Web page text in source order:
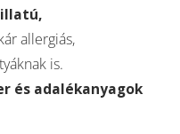
allergiás,
is.
és adalékanyagok